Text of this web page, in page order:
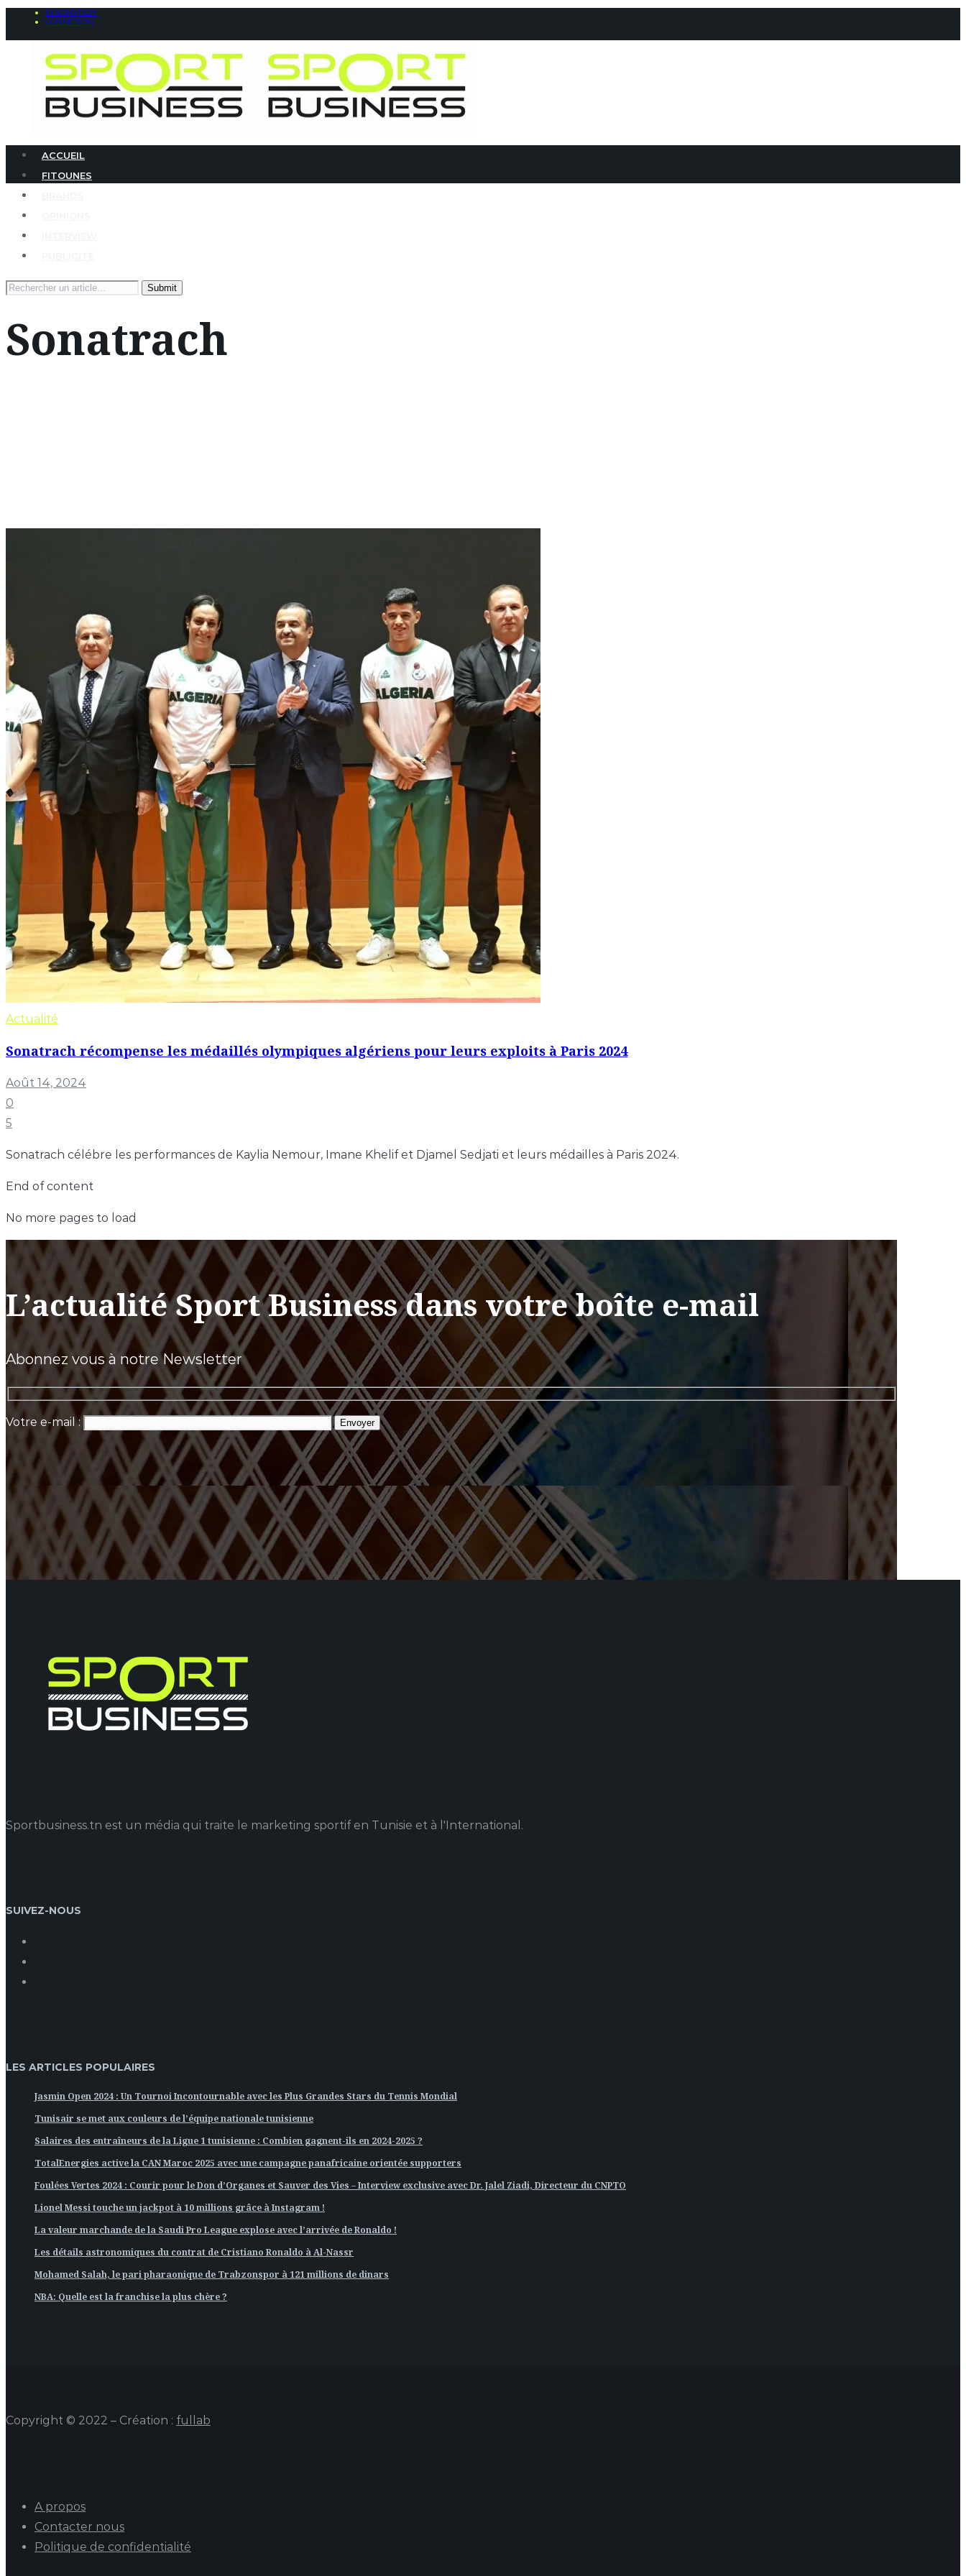
INSCRIPTION
CONNEXION
ACCUEIL
FITOUNES
Search
Sonatrach
Actualité
Sonatrach récompense les médaillés olympiques algériens pour leurs exploits à Paris 2024
Août 14, 2024
0
5
Sonatrach célébre les performances de Kaylia Nemour, Imane Khelif et Djamel Sedjati et leurs médailles à Paris 2024.
End of content
No more pages to load
L’actualité Sport Business dans votre boîte e-mail
Abonnez vous à notre Newsletter
Votre e-mail :
Sportbusiness.tn est un média qui traite le marketing sportif en Tunisie et à l'International.
SUIVEZ-NOUS
LES ARTICLES POPULAIRES
Jasmin Open 2024 : Un Tournoi Incontournable avec les Plus Grandes Stars du Tennis Mondial
Tunisair se met aux couleurs de l’équipe nationale tunisienne
Salaires des entraîneurs de la Ligue 1 tunisienne : Combien gagnent-ils en 2024-2025 ?
TotalEnergies active la CAN Maroc 2025 avec une campagne panafricaine orientée supporters
Foulées Vertes 2024 : Courir pour le Don d’Organes et Sauver des Vies – Interview exclusive avec Dr. Jalel Ziadi, Directeur du CNPTO
Lionel Messi touche un jackpot à 10 millions grâce à Instagram !
La valeur marchande de la Saudi Pro League explose avec l’arrivée de Ronaldo !
Les détails astronomiques du contrat de Cristiano Ronaldo à Al-Nassr
Mohamed Salah, le pari pharaonique de Trabzonspor à 121 millions de dinars
NBA: Quelle est la franchise la plus chère ?
Copyright © 2022 – Création : fullab
A propos
Contacter nous
Politique de confidentialité